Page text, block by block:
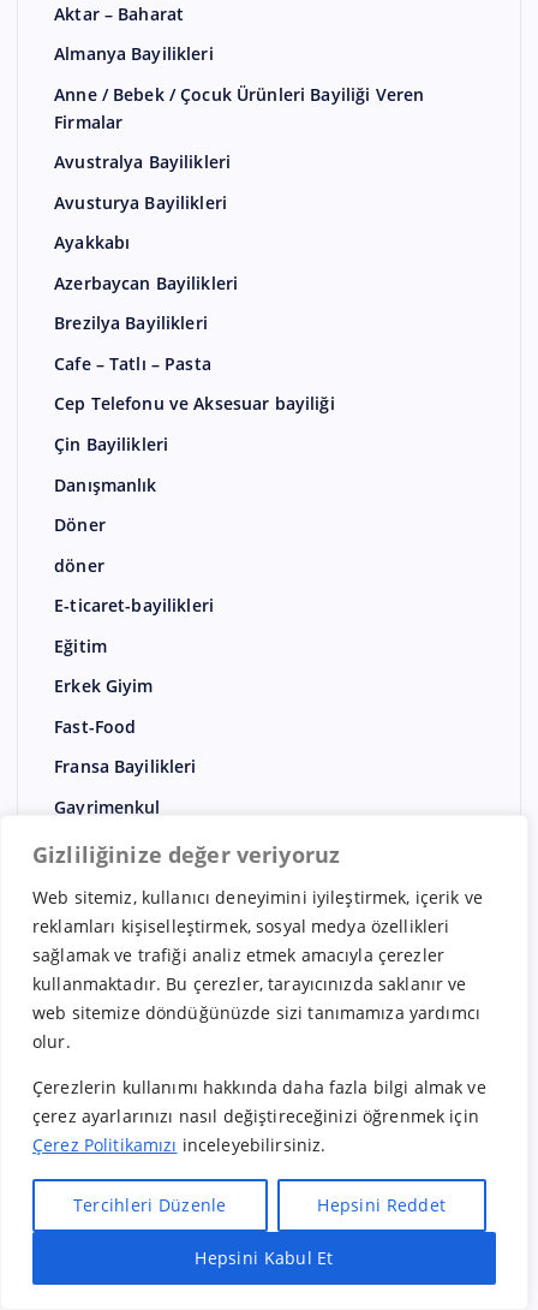
Gizliliğinize değer veriyoruz
Web sitemiz, kullanıcı deneyimini iyileştirmek, içerik ve
reklamları kişiselleştirmek, sosyal medya özellikleri
sağlamak ve trafiği analiz etmek amacıyla çerezler
kullanmaktadır. Bu çerezler, tarayıcınızda saklanır ve
web sitemize döndüğünüzde sizi tanımamıza yardımcı
olur.
Çerezlerin kullanımı hakkında daha fazla bilgi almak ve
çerez ayarlarınızı nasıl değiştireceğinizi öğrenmek için
Çerez Politikamızı inceleyebilirsiniz.
Tercihleri Düzenle Hepsini Reddet
Hepsini Kabul Et
Aktar – Baharat
Almanya Bayilikleri
Anne / Bebek / Çocuk Ürünleri Bayiliği Veren
Firmalar
Avustralya Bayilikleri
Avusturya Bayilikleri
Ayakkabı
Azerbaycan Bayilikleri
Brezilya Bayilikleri
Cafe – Tatlı – Pasta
Cep Telefonu ve Aksesuar bayiliği
Çin Bayilikleri
Danışmanlık
Döner
döner
E-ticaret-bayilikleri
Eğitim
Erkek Giyim
Fast-Food
Fransa Bayilikleri
Gayrimenkul
Genel
Giyim
Gıda
Güney Kore Bayilikleri
Güzellik Merkezi bayilikleri
Hindistan Bayilikleri
Hizmet
Hollanda Bayilikleri
İspanya Bayilikleri
İsviçre Bayilikleri
Hızlı Bayilik Al